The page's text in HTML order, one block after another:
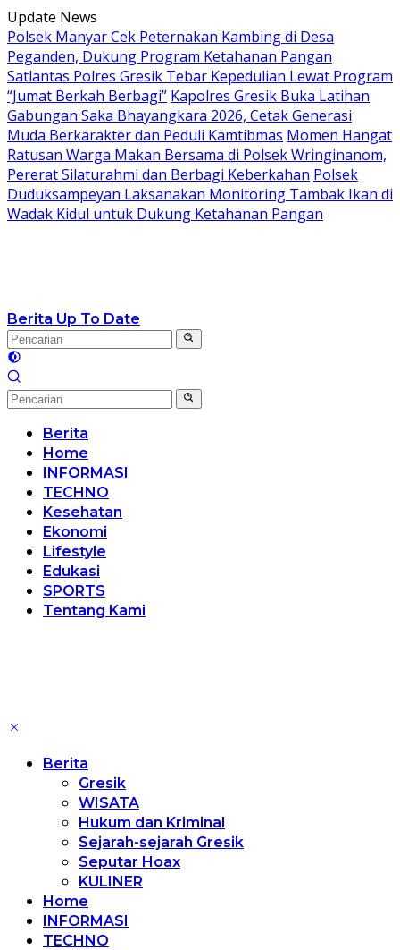
Langsung
ke
konten
Update News
Polsek Manyar Cek Peternakan Kambing di Desa
Peganden, Dukung Program Ketahanan Pangan
Satlantas Polres Gresik Tebar Kepedulian Lewat Program
“Jumat Berkah Berbagi” Kapolres Gresik Buka Latihan
Gabungan Saka Bhayangkara 2026, Cetak Generasi
Muda Berkarakter dan Peduli Kamtibmas Momen Hangat
Ratusan Warga Makan Bersama di Polsek Wringinanom,
Pererat Silaturahmi dan Berbagi Keberkahan Polsek
Duduksampeyan Laksanakan Monitoring Tambak Ikan di
Wadak Kidul untuk Dukung Ketahanan Pangan
Berita Up To Date
Berita
Home
INFORMASI
TECHNO
Kesehatan
Ekonomi
Lifestyle
Edukasi
SPORTS
Tentang Kami
Berita
Gresik
WISATA
Hukum dan Kriminal
Sejarah-sejarah Gresik
Seputar Hoax
KULINER
Home
INFORMASI
TECHNO